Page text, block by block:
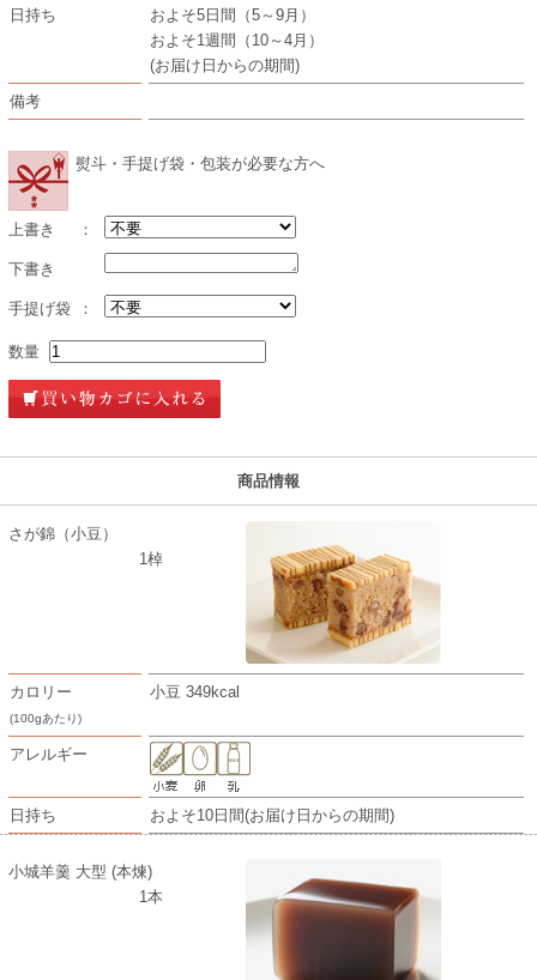
日持ち
およそ5日間（5～9月）
およそ1週間（10～4月）
(お届け日からの期間)
備考
熨斗・手提げ袋・包装が必要な方へ
上書き ：
下書き
手提げ袋 ：
数量
商品情報
さが錦（小豆）
1棹
カロリー
(100gあたり)
小豆 349kcal
アレルギー
日持ち およそ10日間(お届け日からの期間)
小城羊羹 大型 (本煉)
1本